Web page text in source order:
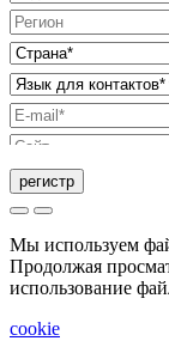
Запрос на
Запрос,
представитель
Запрос на
регистр
Мы используем
Продолжая
использование
cookie